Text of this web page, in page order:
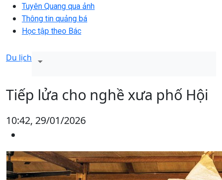
Tuyên Quang qua ảnh
Thông tin quảng bá
Học tập theo Bác
Du lịch
Tiếp lửa cho nghề xưa phố Hội
10:42, 29/01/2026